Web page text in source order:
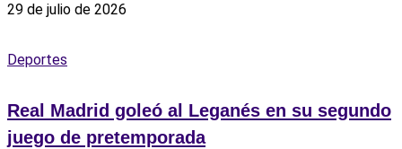
29 de julio de 2026
Deportes
Real Madrid goleó al Leganés en su segundo
juego de pretemporada